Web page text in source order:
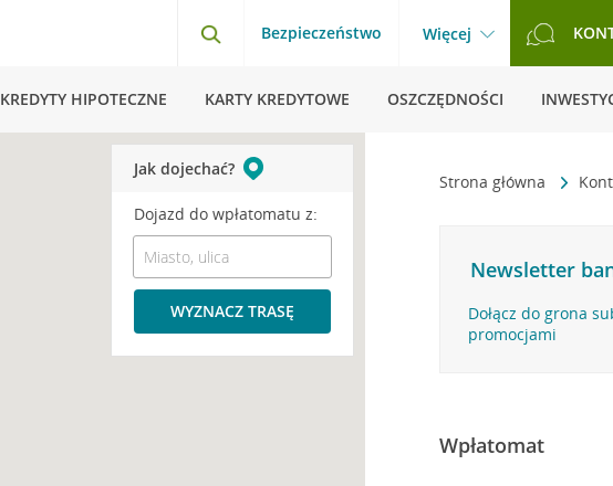
Bezpieczeństwo Więcej
KREDYTY HIPOTECZNE KARTY KREDYTOWE OSZCZĘDNOŚCI
Strona główna
Newsletter
Dołącz do grona
promocjami
Wpłatomat
Jak dojechać?
Dojazd do wpłatomatu z:
WYZNACZ TRASĘ